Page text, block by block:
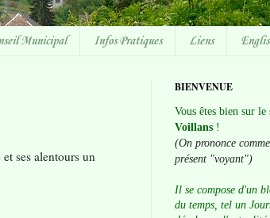
Municipal Infos Pratiques Liens
ses alentours un
BIENVENUE
Vous êtes bien sur
Voillans !
(On prononce
présent "voyant")
Il se compose d'un
du temps, tel un